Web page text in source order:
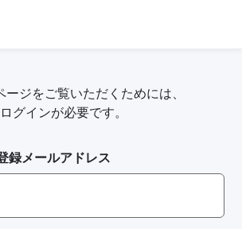
ージをご覧いただくためには、
ログインが必要です。
録メールアドレス